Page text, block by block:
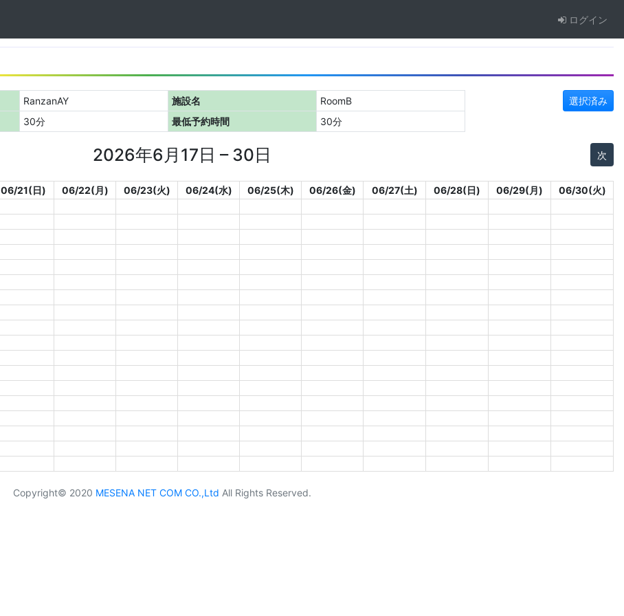
ログイン
RanzanAY 施設名
RoomB
30分 最低予約時間 30分
選択済み
2026年6月17日 – 30日 次
06/21(日) 06/22(月) 06/23(火) 06/24(水) 06/25(木) 06/26(金) 06/27(土) 06/28(日) 06/29(月)
06/30(火)
Copyright© 2020 MESENA NET COM CO.,Ltd All Rights Reserved.